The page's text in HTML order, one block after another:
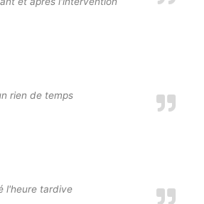
rien de temps
l'heure tardive